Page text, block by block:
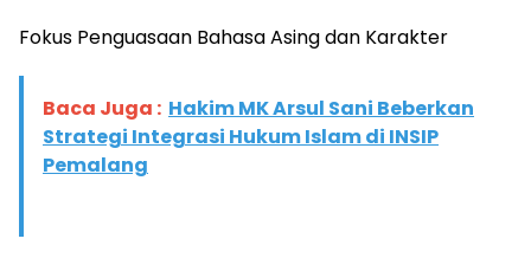
​Fokus Penguasaan Bahasa Asing dan Karakter
Baca Juga : Hakim MK Arsul Sani Beberkan
Strategi Integrasi Hukum Islam di INSIP
Pemalang